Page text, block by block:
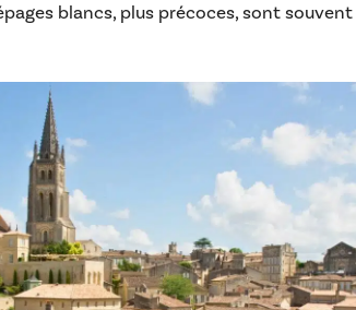
blancs, plus précoces, sont